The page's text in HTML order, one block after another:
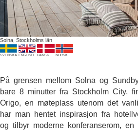
Solna, Stockholms län
SVENSKA ENGLISH DANSK NORSK
På grensen mellom Solna og
bare 8 minutter fra Stockholm City,
Origo, en møteplass utenom det
har man hentet inspirasjon fra
og tilbyr moderne konferanserom, en